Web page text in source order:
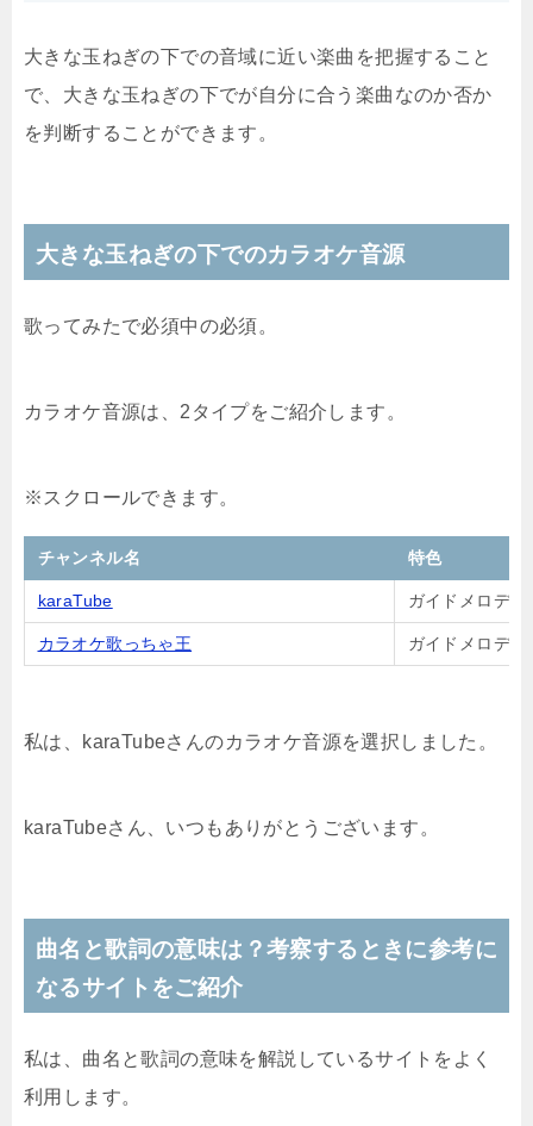
大きな玉ねぎの下での音域に近い楽曲を把握すること
で、大きな玉ねぎの下でが自分に合う楽曲なのか否か
を判断することができます。
大きな玉ねぎの下でのカラオケ音源
歌ってみたで必須中の必須。
カラオケ音源は、2タイプをご紹介します。
チャンネル名 特色
karaTube ガイドメロディ
カラオケ歌っちゃ王 ガイドメロディ
私は、karaTubeさんのカラオケ音源を選択しました。
karaTubeさん、いつもありがとうございます。
曲名と歌詞の意味は？考察するときに参考に
なるサイトをご紹介
私は、曲名と歌詞の意味を解説しているサイトをよく
利用します。